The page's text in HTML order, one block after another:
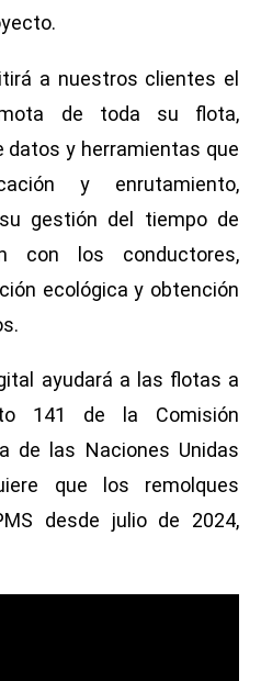
a nuestros clientes el
de toda su flota,
datos y herramientas que
y enrutamiento,
gestión del tiempo de
con los conductores,
ecológica y obtención
ayudará a las flotas a
141 de la Comisión
de las Naciones Unidas
que los remolques
desde julio de 2024,